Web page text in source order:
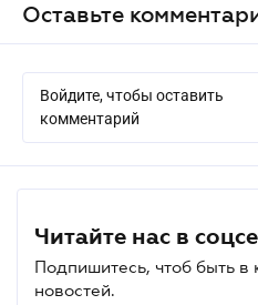
Оставьте
Войдите, чтобы оставить
комментарий
Читайте нас в
Подпишитесь, чтоб быть в
новостей.